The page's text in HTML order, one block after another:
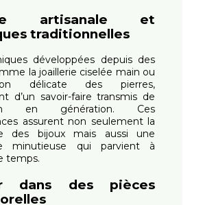
artisanale et
traditionnelles
développées depuis des
la joaillerie ciselée main ou
délicate des pierres,
d’un savoir-faire transmis de
en génération. Ces
assurent non seulement la
des bijoux mais aussi une
minutieuse qui parvient à
temps.
dans des pièces